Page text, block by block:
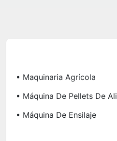
• Maquinaria Agrícola
• Máquina De Pellets De
• Máquina De Ensilaje